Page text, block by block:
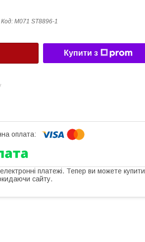
Код: М071 ST8896-1
Купити з
платежі. Тепер ви можете купити
сайту.